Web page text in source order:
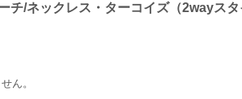
チ/ネックレス・ターコイズ（2wayス
ん。